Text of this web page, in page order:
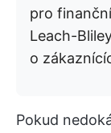
pro
Leach-
o
Pokud